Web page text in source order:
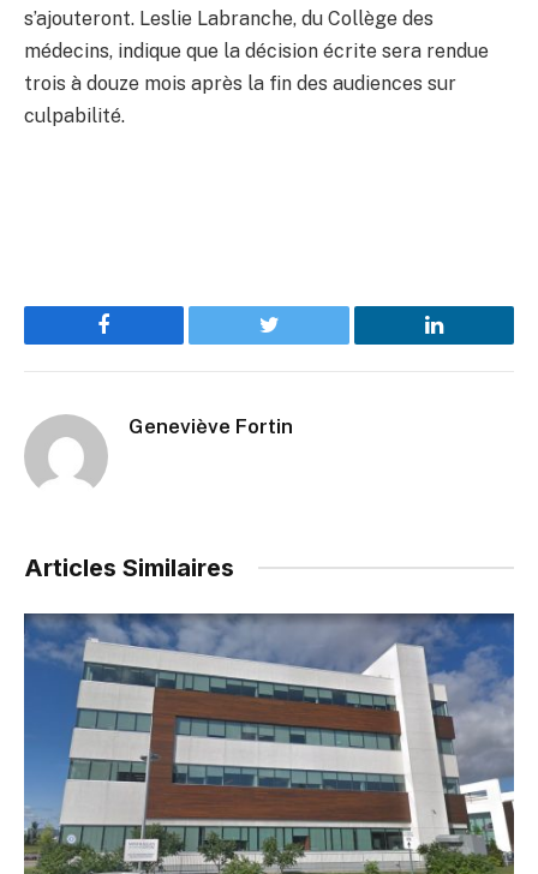
s’ajouteront. Leslie Labranche, du Collège des
médecins, indique que la décision écrite sera rendue
trois à douze mois après la fin des audiences sur
culpabilité.
Facebook Twitter LinkedIn
Geneviève Fortin
Articles Similaires